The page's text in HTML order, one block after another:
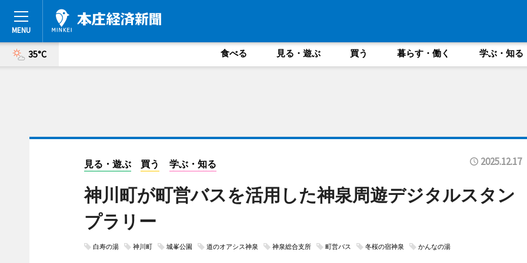
35°C 食べる 見る・遊ぶ 買う 暮らす・働く 学ぶ・知る
見る・遊ぶ 買う 学ぶ・知る 2025.12.17
神川町が町営バスを活用した神泉周遊デジタルスタン
プラリー
白寿の湯 神川町 城峯公園 道のオアシス神泉 神泉総合支所 町営バス 冬桜の宿神泉 かんなの湯